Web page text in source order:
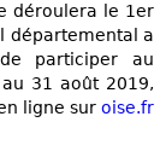
déroulera le 1er
départemental a
participer au
31 août 2019,
ligne sur oise.fr